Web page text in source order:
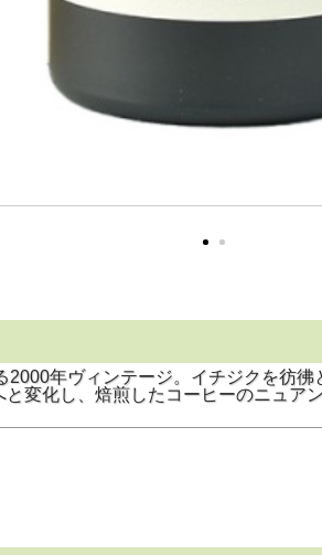
年ヴィンテージ。イチジクを彷
変化し、焙煎したコーヒーのニュ